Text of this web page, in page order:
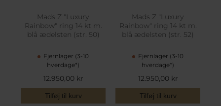
Mads Z "Luxury
Rainbow" ring 14 kt m.
blå ædelsten (str. 50)
Fjernlager (3-10
hverdage*)
12.950,00 kr
Tilføj til kurv
Mads Z "Luxury
Rainbow" ring 14 kt m.
blå ædelsten (str. 52)
Fjernlager (3-10
hverdage*)
12.950,00 kr
Tilføj til kurv